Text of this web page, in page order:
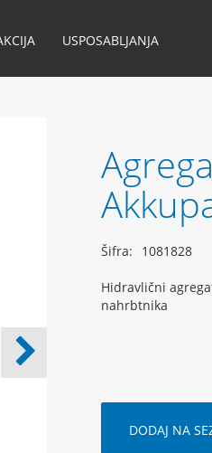
USPOSABLJANJA
Šifra: 1081828
Hidravlični
nahrbtnika
DODAJ NA